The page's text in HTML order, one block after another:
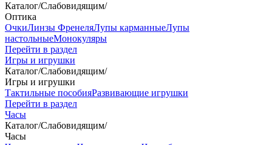
Каталог/Слабовидящим/
Оптика
ОчкиЛинзы ФренеляЛупы карманныеЛупы
настольныеМонокуляры
Перейти в раздел
Игры и игрушки
Каталог/Слабовидящим/
Игры и игрушки
Тактильные пособияРазвивающие игрушки
Перейти в раздел
Часы
Каталог/Слабовидящим/
Часы